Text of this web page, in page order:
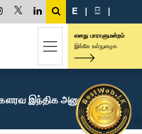
E | සි |
எனது பாராளுமன்றம்
இங்கே உள்நுழைக
இந்திக அனுருத்த